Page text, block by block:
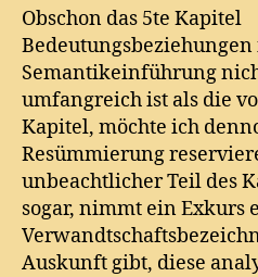
Obschon das 5te Kapitel
Semantikeinführung
umfangreich ist als die
Kapitel, möchte ich
Resümmierung
unbeachtlicher Teil des
sogar, nimmt ein Exkurs
Auskunft gibt, diese